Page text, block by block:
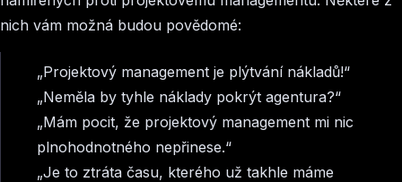
nich vám možná budou povědomé:
„Projektový management je plýtvání nákladů!“
„Neměla by tyhle náklady pokrýt agentura?“
„Mám pocit, že projektový management mi nic
plnohodnotného nepřinese.“
„Je to ztráta času, kterého už takhle máme